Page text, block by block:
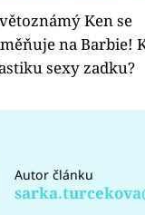
Ken se
na Barbie!
sexy zadku?
Autor článku